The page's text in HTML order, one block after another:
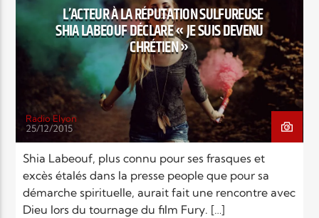
L’ACTEUR À LA RÉPUTATION SULFUREUSE
SHIA LABEOUF DÉCLARE « JE SUIS DEVENU
CHRÉTIEN »
Radio Elyon
25/12/2015
Shia Labeouf, plus connu pour ses frasques et
excès étalés dans la presse people que pour sa
démarche spirituelle, aurait fait une rencontre avec
Dieu lors du tournage du film Fury. […]